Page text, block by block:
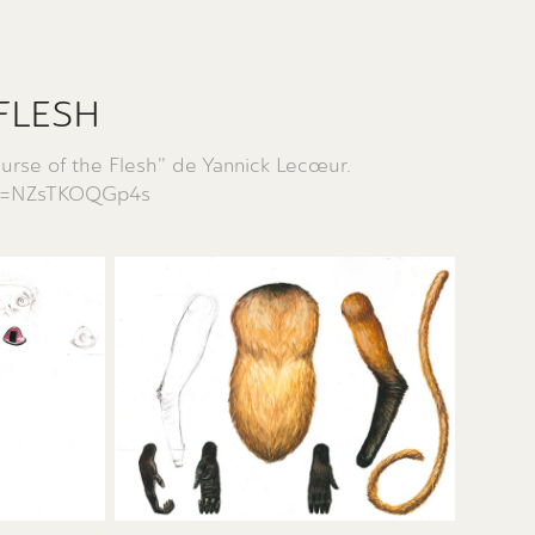
of the Flesh" de Yannick Lecœur.